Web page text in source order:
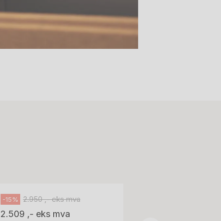
-15% 2.950 ,- eks mva
2.509 ,- eks mva